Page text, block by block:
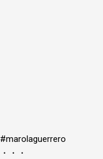
#marolaguerrero
・・・